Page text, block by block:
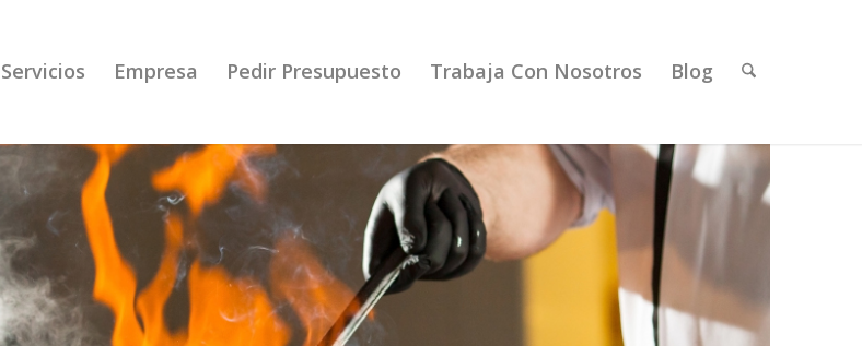
Servicios Empresa Pedir Presupuesto Trabaja Con Nosotros Blog